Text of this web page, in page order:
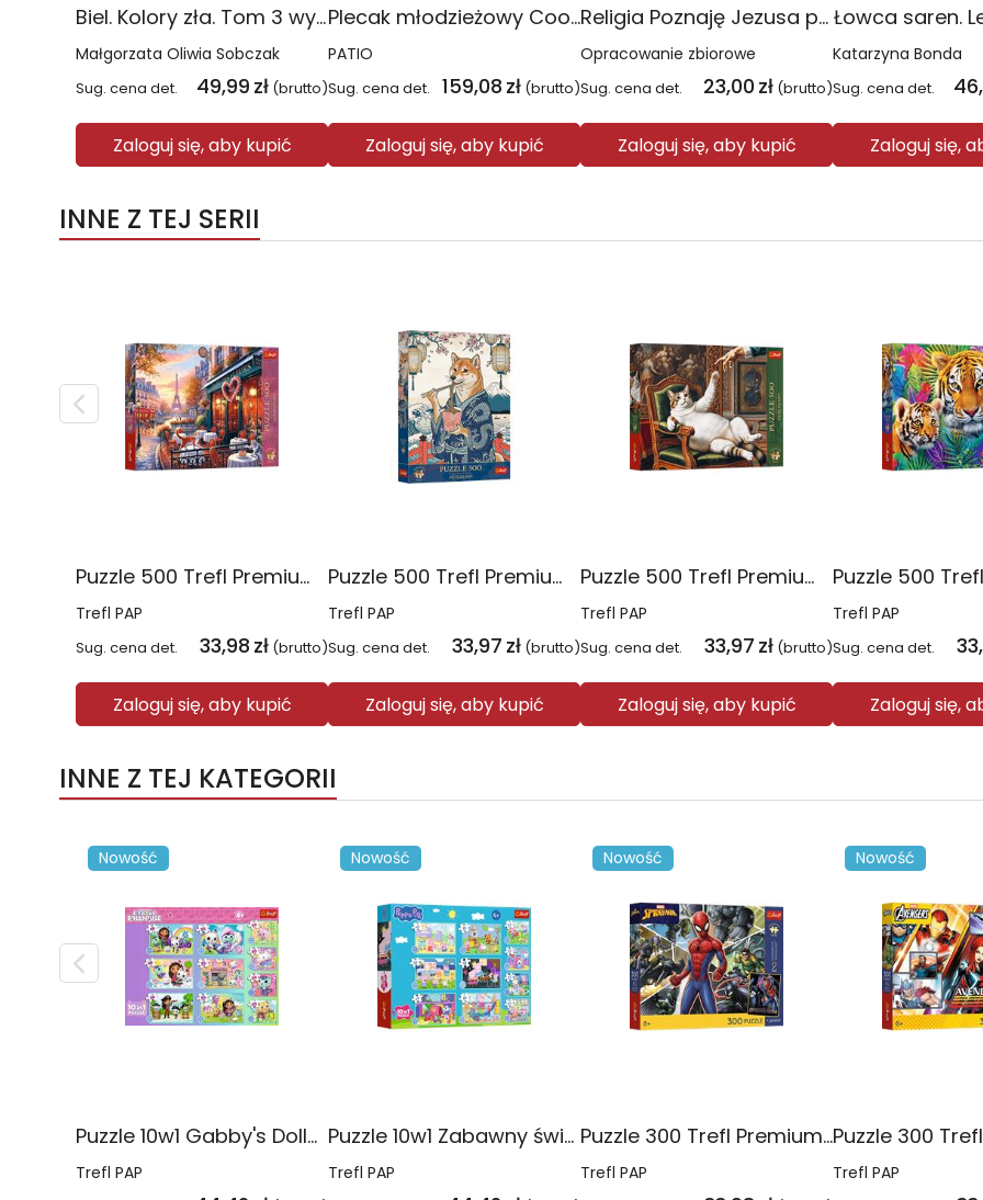
Biel. Kolory zła. Tom 3 wyd. 2025
Małgorzata Oliwia Sobczak
Sug. cena det. 49,99 zł (brutto)
Zaloguj się, aby kupić
Plecak młodzieżowy Coolpack Jerry Daisy Black
PATIO
Sug. cena det. 159,08 zł (brutto)
Zaloguj się, aby kupić
Religia Poznaję Jezusa podręcznik dla klasy 3 szkoły podstawowej
Opracowanie zbiorowe
Sug. cena det. 23,00 zł (brutto)
Zaloguj się, aby kupić
Łowca saren.
Katarzyna Bonda
Sug. cena det.
Zaloguj się,
INNE Z TEJ SERII
Puzzle 500 Trefl Premium Plus Love Story Miłość w Paryżu 37621
Trefl PAP
Sug. cena det. 33,98 zł (brutto)
Zaloguj się, aby kupić
Puzzle 500 Trefl Premium Plus Pets as Art Makaronowa medytacja Shiby 37628
Trefl PAP
Sug. cena det. 33,97 zł (brutto)
Zaloguj się, aby kupić
Puzzle 500 Trefl Premium Plus Pets as Art Jego Puszysta Wysokość 37627
Trefl PAP
Sug. cena det. 33,97 zł (brutto)
Zaloguj się, aby kupić
Trefl PAP
Sug. cena det.
Zaloguj się,
INNE Z TEJ KATEGORII
Nowość
Puzzle 10w1 Gabby's Dollhouse Gabby i jej świat 96014
Trefl PAP
Nowość
Puzzle 10w1 Zabawny świat Peppy 96013
Trefl PAP
Nowość
Puzzle 300 Trefl Premium Plus Kids Disney Marvel Spiderman ukryty bohater 23047
Trefl PAP
Nowość
Trefl PAP